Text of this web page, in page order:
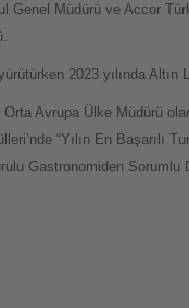
Genel Müdürü ve Accor
2023 yılında Altın
Avrupa Ülke Müdürü
“Yılın En Başarılı
Gastronomiden